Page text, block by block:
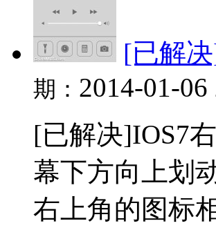
[已解
期： 2014-01-
[已解决]IOS7
幕下方向上划
右上角的图标